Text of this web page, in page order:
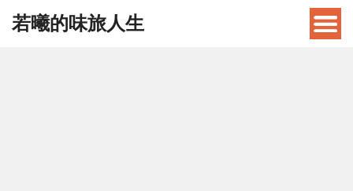
若曦的味旅人生